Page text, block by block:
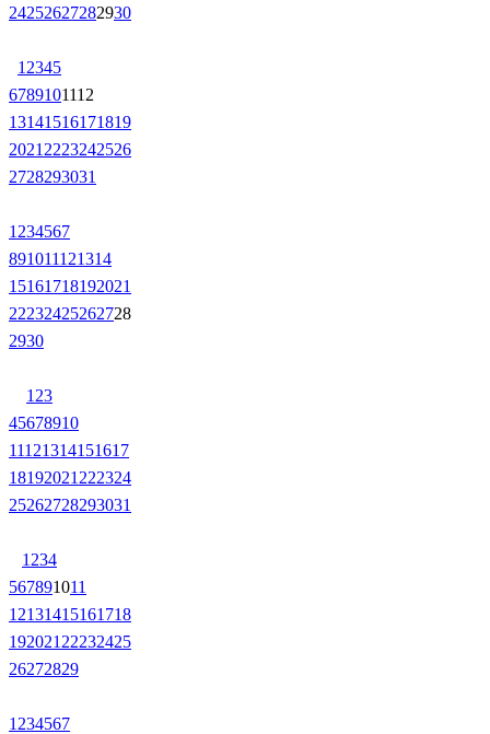
24252627282930
1 2345
6789101112
13141516171819
2021 2223242526
2728293031
1 234567
891011121314
15161718192021
22232425262728
2930
1 23
45678910
11121314151617
18192021 222324
25262728293031
1 234
567891011
12131415161718
192021 22232425
26272829
1 234567